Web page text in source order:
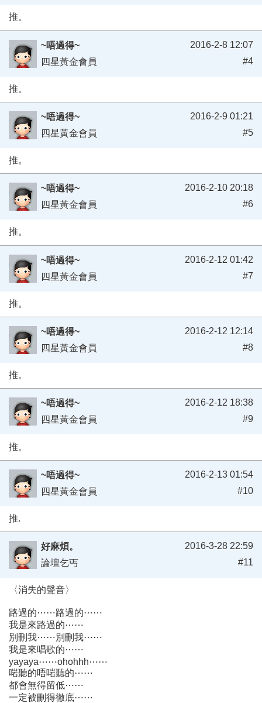
推。
~唔過得~
四星黃金會員
2016-2-8 12:07
#4
推。
~唔過得~
四星黃金會員
2016-2-9 01:21
#5
推。
~唔過得~
四星黃金會員
2016-2-10 20:18
#6
推。
~唔過得~
四星黃金會員
2016-2-12 01:42
#7
推。
~唔過得~
四星黃金會員
2016-2-12 12:14
#8
推。
~唔過得~
四星黃金會員
2016-2-12 18:38
#9
推。
~唔過得~
四星黃金會員
2016-2-13 01:54
#10
推.
好麻煩。
論壇乞丐
2016-3-28 22:59
#11
〈消失的聲音〉
路過的⋯⋯路過的⋯⋯
我是來路過的⋯⋯
別刪我⋯⋯別刪我⋯⋯
我是來唱歌的⋯⋯
yayaya⋯⋯ohohhh⋯⋯
啱聽的唔啱聽的⋯⋯
都會無得留低⋯⋯
一定被刪得徹底⋯⋯